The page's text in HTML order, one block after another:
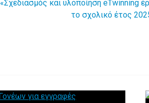
«Σχεδιασμός και υλοποίηση eTwinning
το σχολικό έτος